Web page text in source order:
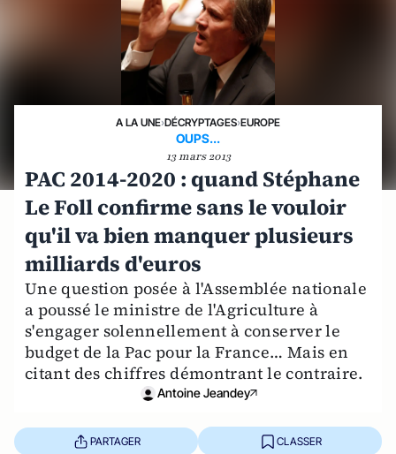
A LA UNE›DÉCRYPTAGES›EUROPE
OUPS...
13 mars 2013
PAC 2014-2020 : quand Stéphane
Le Foll confirme sans le vouloir
qu'il va bien manquer plusieurs
milliards d'euros
Une question posée à l'Assemblée nationale
a poussé le ministre de l'Agriculture à
s'engager solennellement à conserver le
budget de la Pac pour la France… Mais en
citant des chiffres démontrant le contraire.
Antoine Jeandey
PARTAGER CLASSER